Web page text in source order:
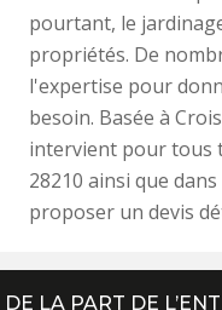
pourtant, le
propriétés. De
l'expertise pour
besoin. Basée à
intervient pour tous
28210 ainsi que
proposer un devis
LA PART DE